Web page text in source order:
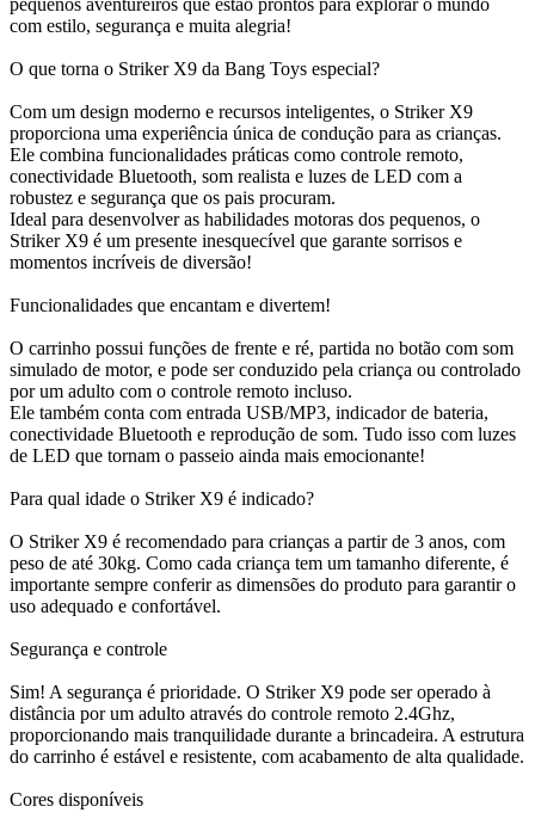
pequenos aventureiros que estão prontos para explorar o mundo
com estilo, segurança e muita alegria!
O que torna o Striker X9 da Bang Toys especial?
Com um design moderno e recursos inteligentes, o Striker X9
proporciona uma experiência única de condução para as crianças.
Ele combina funcionalidades práticas como controle remoto,
conectividade Bluetooth, som realista e luzes de LED com a
robustez e segurança que os pais procuram.
Ideal para desenvolver as habilidades motoras dos pequenos, o
Striker X9 é um presente inesquecível que garante sorrisos e
momentos incríveis de diversão!
Funcionalidades que encantam e divertem!
O carrinho possui funções de frente e ré, partida no botão com som
simulado de motor, e pode ser conduzido pela criança ou controlado
por um adulto com o controle remoto incluso.
Ele também conta com entrada USB/MP3, indicador de bateria,
conectividade Bluetooth e reprodução de som. Tudo isso com luzes
de LED que tornam o passeio ainda mais emocionante!
Para qual idade o Striker X9 é indicado?
O Striker X9 é recomendado para crianças a partir de 3 anos, com
peso de até 30kg. Como cada criança tem um tamanho diferente, é
importante sempre conferir as dimensões do produto para garantir o
uso adequado e confortável.
Segurança e controle
Sim! A segurança é prioridade. O Striker X9 pode ser operado à
distância por um adulto através do controle remoto 2.4Ghz,
proporcionando mais tranquilidade durante a brincadeira. A estrutura
do carrinho é estável e resistente, com acabamento de alta qualidade.
Cores disponíveis